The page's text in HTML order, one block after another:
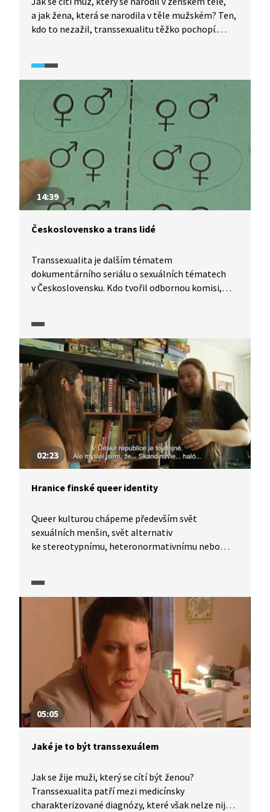
a jak žena, která se narodila v těle mužském? Ten,
kdo to nezažil, transsexualitu těžko pochopí.
společností nepochopeni a nepřijati z důvodu své
jinakosti. Denny, Tereza i Kristián vyprávějí svůj
příběh.
14:39
Československo a trans lidé
Transsexualita je dalším tématem
dokumentárního seriálu o sexuálních tématech
v Československu. Kdo tvořil odbornou komisi,
změně pohlaví? Video dál například prozradí,
z čeho se anatomicky vytváří nové pohlaví.
02:23
Hranice finské queer identity
Queer kulturou chápeme především svět
sexuálních menšin, svět alternativ
ke stereotypnímu, heteronormativnímu nebo
identity ve Finsku. Jak chápe queer kulturu stand
up komik Juuso Kekkonen? Je nucená sterilizace
translidí při změně pohlaví porušováním
mezinárodních lidských práv? (Video v cizím jazyce
a s českými titulky.)
05:05
Jaké je to být transsexuálem
Jak se žije muži, který se cítí být ženou?
Transsexualita patří mezi medicínsky
charakterizované diagnózy, které však nelze nijak